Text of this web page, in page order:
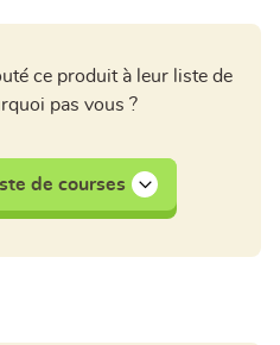
ce produit à leur liste de
pas vous ?
de courses